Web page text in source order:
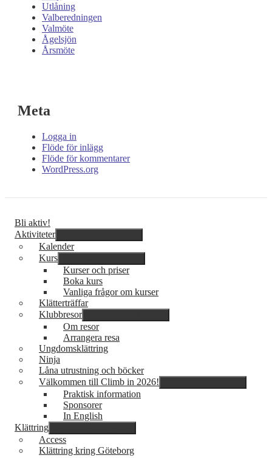
Utlåning
Valberedningen
Valmöte
Ågelsjön
Årsmöte
Meta
Logga in
Flöde för inlägg
Flöde för kommentarer
WordPress.org
Bli aktiv!
Aktiviteter
Kalender
Kurs
Kurser och priser
Boka kurs
Vanliga frågor om kurser
Klätterträffar
Klubbresor
Om resor
Arrangera resa
Ungdomsklättring
Ninja
Låna utrustning och böcker
Välkommen till Climb in 2026!
Praktisk information
Sponsorer
In English
Klättring
Access
Klättring kring Göteborg